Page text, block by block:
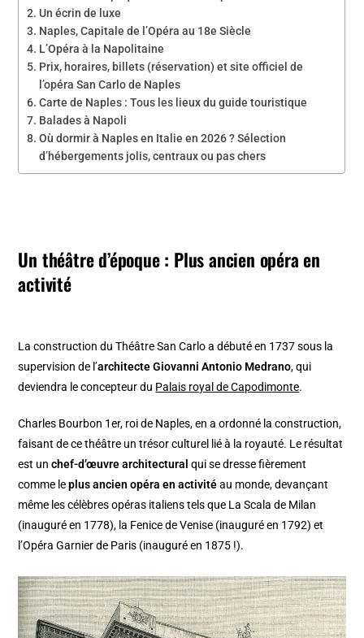
Un écrin de luxe
Naples, Capitale de l’Opéra au 18e Siècle
L’Opéra à la Napolitaine
Prix, horaires, billets (réservation) et site officiel de
l’opéra San Carlo de Naples
Carte de Naples : Tous les lieux du guide touristique
Balades à Napoli
Où dormir à Naples en Italie en 2026 ? Sélection
d’hébergements jolis, centraux ou pas chers
Un théâtre d’époque: Plus ancien opéra en
activité
La construction du Théâtre San Carlo a débuté en 1737 sous la
supervision de l’architecte Giovanni Antonio Medrano, qui
deviendra le concepteur du Palais royal de Capodimonte.
Charles Bourbon 1er, roi de Naples, en a ordonné la construction,
faisant de ce théâtre un trésor culturel lié à la royauté. Le résultat
est unchef-d’œuvre architectural qui se dresse fièrement
comme leplus ancien opéra en activitéau monde, devançant
même les célèbres opéras italiens tels que La Scala de Milan
(inauguré en 1778), la Fenice de Venise (inauguré en 1792) et
l’Opéra Garnier de Paris (inauguré en 1875 !).